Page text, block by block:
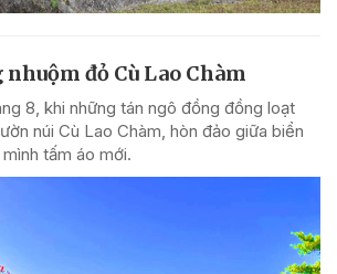
đỏ Cù Lao Chàm
8, khi những tán ngô đồng đồng loạt
núi Cù Lao Chàm, hòn đảo giữa biển
tấm áo mới.